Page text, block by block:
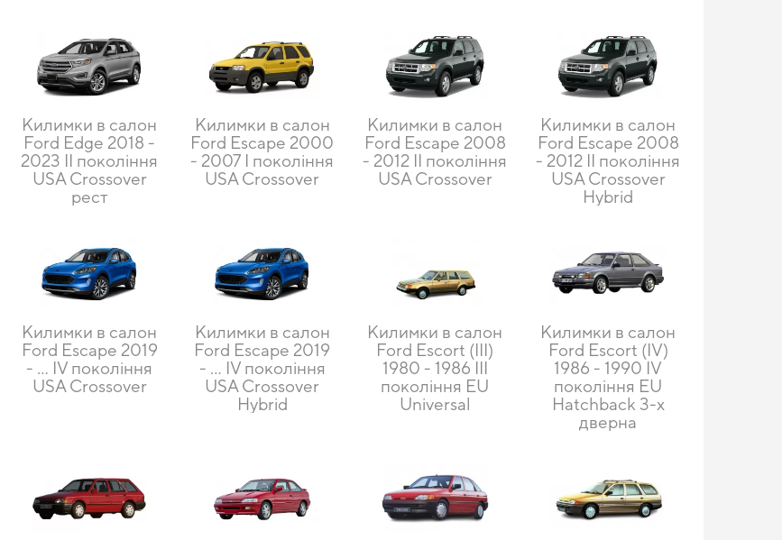
Килимки в салон
Ford Edge 2018 -
2023 II покоління
USA Crossover
рест
Килимки в салон
Ford Escape 2000
- 2007 I покоління
USA Crossover
Килимки в салон
Ford Escape 2008
- 2012 II покоління
USA Crossover
Килимки в салон
Ford Escape 2008
- 2012 II покоління
USA Crossover
Hybrid
Килимки в салон
Ford Escape 2019
- … IV покоління
USA Crossover
Килимки в салон
Ford Escape 2019
- … IV покоління
USA Crossover
Hybrid
Килимки в салон
Ford Escort (III)
1980 - 1986 III
покоління EU
Universal
Килимки в салон
Ford Escort (IV)
1986 - 1990 IV
покоління EU
Hatchback 3-х
дверна